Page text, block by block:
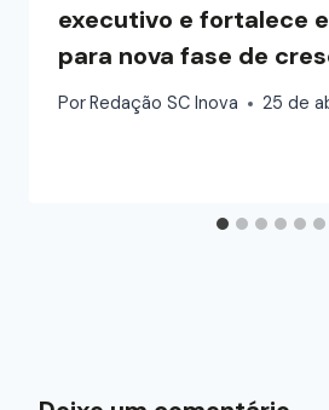
executivo e fortalece
para nova fase de
PorRedação SC Inova 25 de